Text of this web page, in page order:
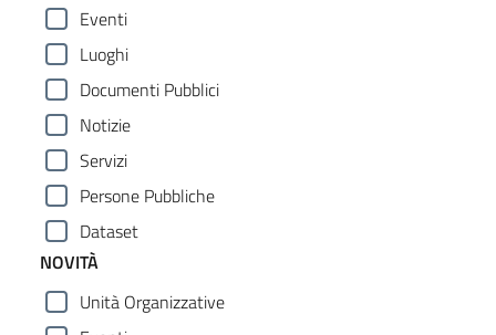
Eventi
Luoghi
Documenti Pubblici
Notizie
Servizi
Persone Pubbliche
Dataset
NOVITÀ
Unità Organizzative